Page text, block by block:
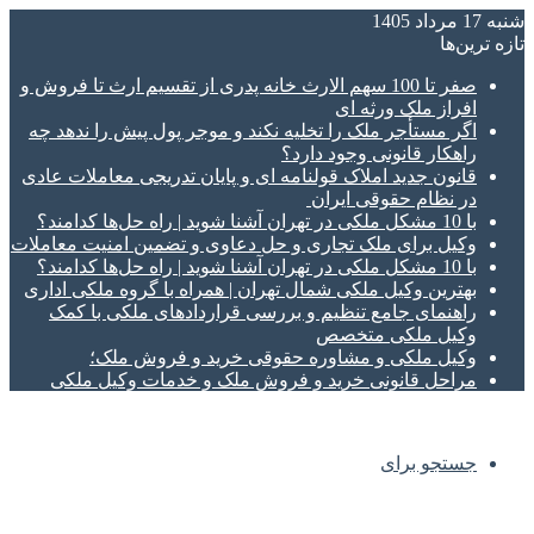
شنبه 17 مرداد 1405
تازه‌ ترین‌ها
صفر تا 100 سهم الارث خانه پدری از تقسیم ارث تا فروش و
افراز ملک ورثه ای
اگر مستأجر ملک را تخلیه نکند و موجر پول پیش را ندهد چه
راهکار قانونی وجود دارد؟
قانون جدید املاک قولنامه ای و پایان تدریجی معاملات عادی
در نظام حقوقی ایران
با 10 مشکل ملکی در تهران آشنا شوید | راه حل‌ها کدامند؟
وکیل برای ملک تجاری و حل دعاوی و تضمین امنیت معاملات
با 10 مشکل ملکی در تهران آشنا شوید | راه حل‌ها کدامند؟
بهترین وکیل ملکی شمال تهران | همراه با گروه ملکی اداری
راهنمای جامع تنظیم و بررسی قراردادهای ملکی با کمک
وکیل ملکی متخصص
وکیل ملکی و مشاوره حقوقی خرید و فروش ملک؛
مراحل قانونی خرید و فروش ملک و خدمات وکیل ملکی
جستجو برای